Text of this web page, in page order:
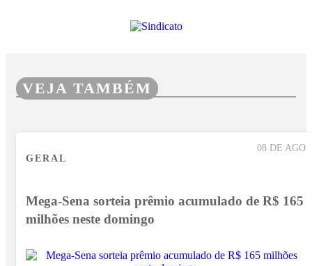
VEJA TAMBÉM
08 DE AGO
GERAL
Mega-Sena sorteia prêmio acumulado de R$ 165
milhões neste domingo